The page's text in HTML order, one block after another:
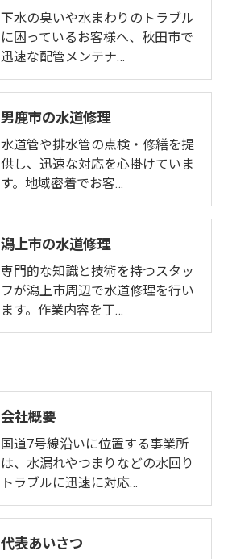
下水の臭いや水まわりのトラブル
に困っているお客様へ、秋田市で
迅速な配管メンテナ…
男鹿市の水道修理
水道管や排水管の点検・修繕を提
供し、迅速な対応を心掛けていま
す。地域密着でお客…
潟上市の水道修理
専門的な知識と技術を持つスタッ
フが潟上市周辺で水道修理を行い
ます。作業内容を丁…
会社概要
国道7号線沿いに位置する事業所
は、水漏れやつまりなどの水回り
トラブルに迅速に対応…
代表あいさつ